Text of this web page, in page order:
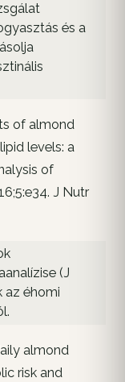
és a
of almond
levels: a
of
J Nutr
(J
az éhomi
almond
risk and